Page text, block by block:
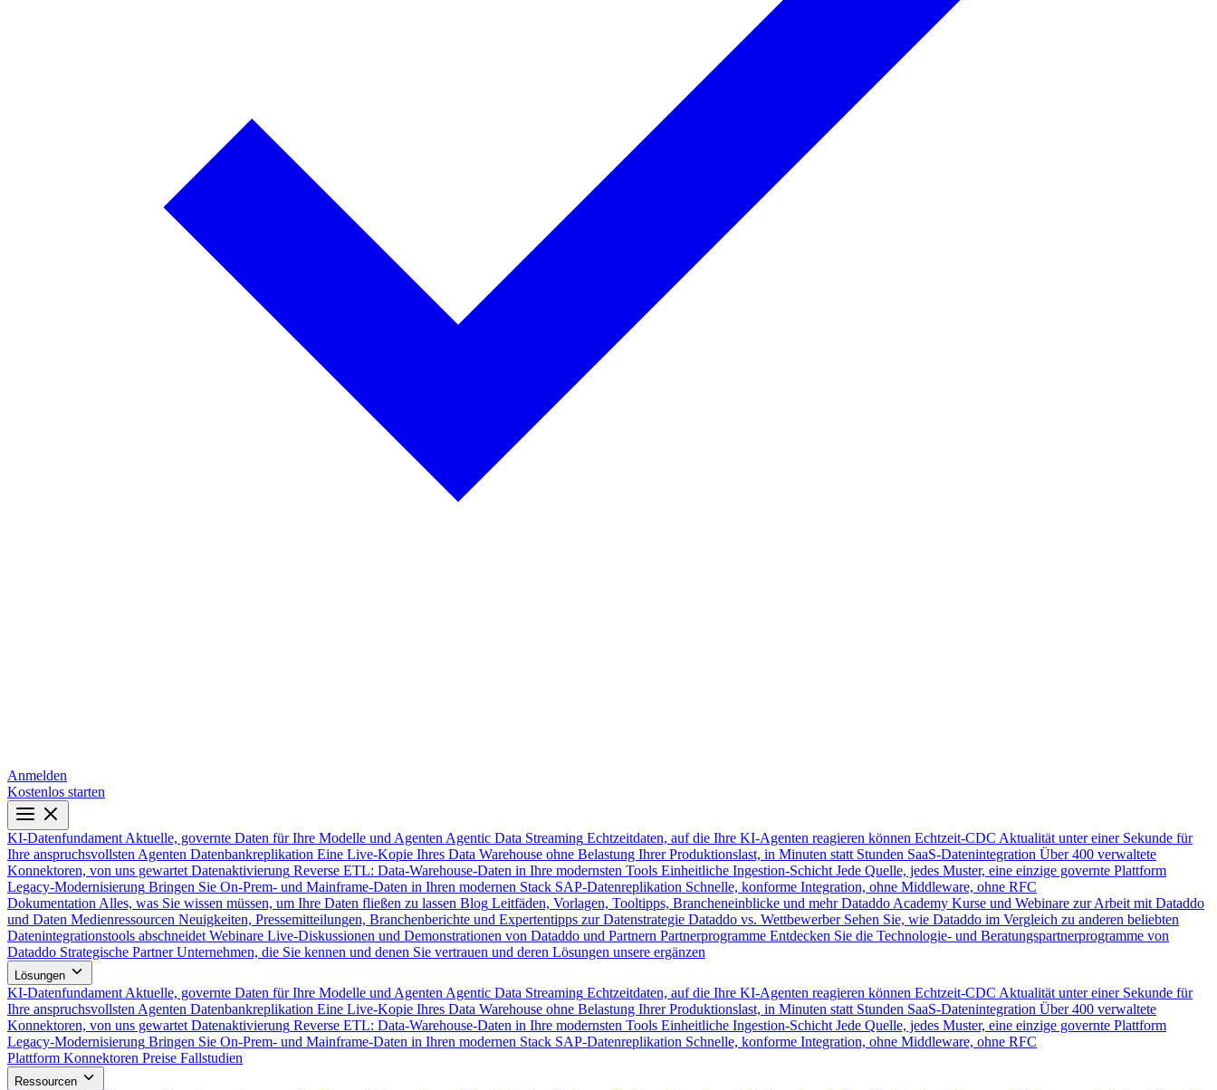
Anmelden
Kostenlos starten
KI-Datenfundament Aktuelle, governte Daten für Ihre Modelle und Agenten Agentic Data Streaming Echtzeitdaten, auf die Ihre KI-Agenten reagieren können Echtzeit-CDC Aktualität unter einer Sekunde für
Ihre anspruchsvollsten Agenten Datenbankreplikation Eine Live-Kopie Ihres Data Warehouse ohne Belastung Ihrer Produktionslast, in Minuten statt Stunden SaaS-Datenintegration Über 400 verwaltete
Konnektoren, von uns gewartet Datenaktivierung Reverse ETL: Data-Warehouse-Daten in Ihre modernsten Tools Einheitliche Ingestion-Schicht Jede Quelle, jedes Muster, eine einzige governte Plattform
Legacy-Modernisierung Bringen Sie On-Prem- und Mainframe-Daten in Ihren modernen Stack SAP-Datenreplikation Schnelle, konforme Integration, ohne Middleware, ohne RFC
Dokumentation Alles, was Sie wissen müssen, um Ihre Daten fließen zu lassen Blog Leitfäden, Vorlagen, Tooltipps, Brancheneinblicke und mehr Dataddo Academy Kurse und Webinare zur Arbeit mit Dataddo
und Daten Medienressourcen Neuigkeiten, Pressemitteilungen, Branchenberichte und Expertentipps zur Datenstrategie Dataddo vs. Wettbewerber Sehen Sie, wie Dataddo im Vergleich zu anderen beliebten
Datenintegrationstools abschneidet Webinare Live-Diskussionen und Demonstrationen von Dataddo und Partnern Partnerprogramme Entdecken Sie die Technologie- und Beratungspartnerprogramme von
Dataddo Strategische Partner Unternehmen, die Sie kennen und denen Sie vertrauen und deren Lösungen unsere ergänzen
Lösungen
KI-Datenfundament Aktuelle, governte Daten für Ihre Modelle und Agenten Agentic Data Streaming Echtzeitdaten, auf die Ihre KI-Agenten reagieren können Echtzeit-CDC Aktualität unter einer Sekunde für
Ihre anspruchsvollsten Agenten Datenbankreplikation Eine Live-Kopie Ihres Data Warehouse ohne Belastung Ihrer Produktionslast, in Minuten statt Stunden SaaS-Datenintegration Über 400 verwaltete
Konnektoren, von uns gewartet Datenaktivierung Reverse ETL: Data-Warehouse-Daten in Ihre modernsten Tools Einheitliche Ingestion-Schicht Jede Quelle, jedes Muster, eine einzige governte Plattform
Legacy-Modernisierung Bringen Sie On-Prem- und Mainframe-Daten in Ihren modernen Stack SAP-Datenreplikation Schnelle, konforme Integration, ohne Middleware, ohne RFC
Plattform Konnektoren Preise Fallstudien
Ressourcen